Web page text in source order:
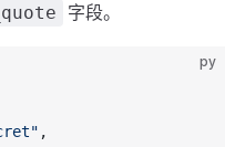
字段。
py
,